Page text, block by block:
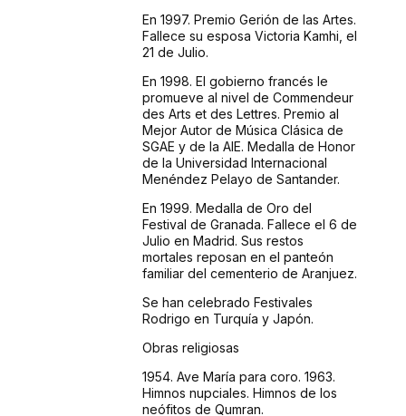
En 1997. Premio Gerión de las Artes.
Fallece su esposa Victoria Kamhi, el
21 de Julio.
En 1998. El gobierno francés le
promueve al nivel de Commendeur
des Arts et des Lettres. Premio al
Mejor Autor de Música Clásica de
SGAE y de la AIE. Medalla de Honor
de la Universidad Internacional
Menéndez Pelayo de Santander.
En 1999. Medalla de Oro del
Festival de Granada. Fallece el 6 de
Julio en Madrid. Sus restos
mortales reposan en el panteón
familiar del cementerio de Aranjuez.
Se han celebrado Festivales
Rodrigo en Turquía y Japón.
Obras religiosas
1954. Ave María para coro. 1963.
Himnos nupciales. Himnos de los
neófitos de Qumran.